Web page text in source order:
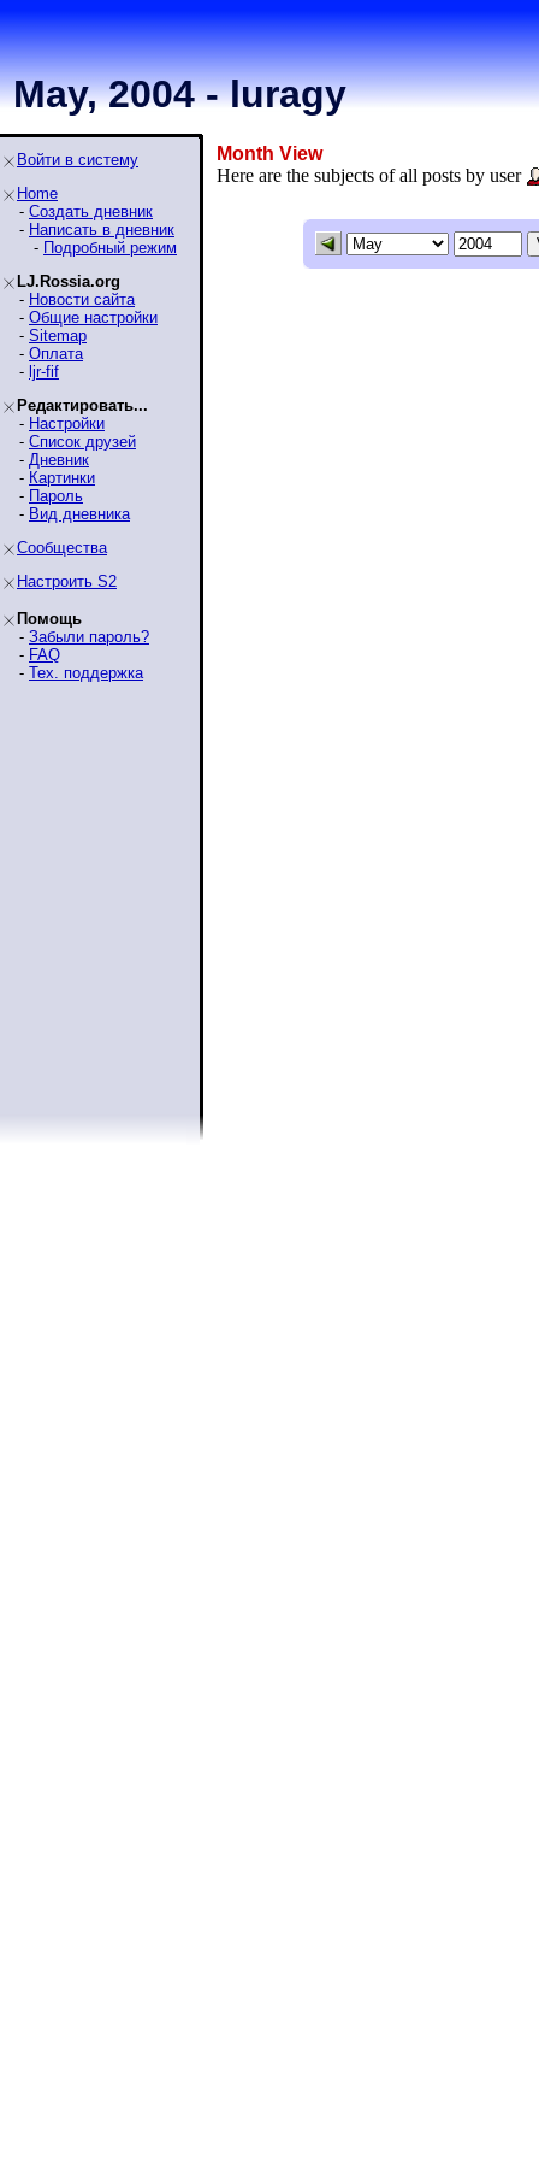
May, 2004 - luragy
Войти в систему
Home
- Создать дневник
- Написать в дневник
- Подробный режим
LJ.Rossia.org
- Новости сайта
- Общие настройки
- Sitemap
- Оплата
- ljr-fif
Редактировать...
- Настройки
- Список друзей
- Дневник
- Картинки
- Пароль
- Вид дневника
Сообщества
Настроить S2
Помощь
- Забыли пароль?
- FAQ
- Тех. поддержка
Month View
Here are the subjects of all posts by user